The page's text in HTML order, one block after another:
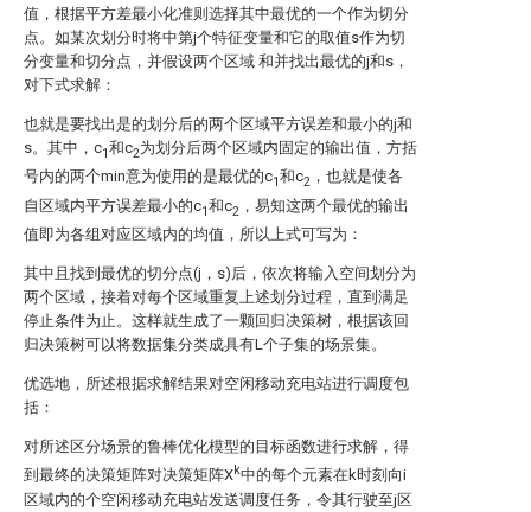
值，根据平方差最小化准则选择其中最优的一个作为切分
点。如某次划分时将中第j个特征变量和它的取值s作为切
分变量和切分点，并假设两个区域 和并找出最优的j和s，
对下式求解：
也就是要找出是的划分后的两个区域平方误差和最小的j和
s。其中，c1和c2为划分后两个区域内固定的输出值，方括
号内的两个min意为使用的是最优的c1和c2 ，也就是使各
自区域内平方误差最小的c1和c2 ，易知这两个最优的输出
值即为各组对应区域内的均值，所以上式可写为：
其中 且 找到最优的切分点(j，s)后，依次将输入空间划分为
两个区域，接着对每个区域重复上述划分过程，直到满足
停止条件为止。这样就生成了一颗回归决策树，根据该回
归决策树可以将数据集分类成具有L个子集的场景集。
优选地，所述根据求解结果对空闲移动充电站进行调度包
括：
对所述区分场景的鲁棒优化模型的目标函数进行求解，得
到最终的决策矩阵对决策矩阵Xk中的每个元素在k时刻向i
区域内的个空闲移动充电站发送调度任务，令其行驶至j区